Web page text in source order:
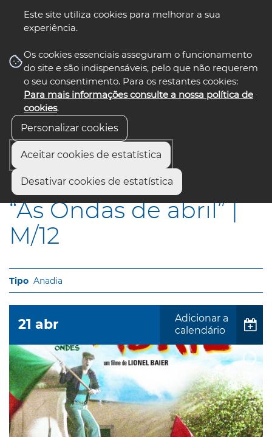
Este site utiliza cookies para melhorar a sua
experiência.
Os cookies essenciais asseguram o funcionamento
do site e são indispensáveis, pelo que não requerem
o seu consentimento. Para os restantes cookies:
Para mais informações consulte a nossa política de
cookies.
Personalizar cookies
Aceitar cookies de estatística
Desativar cookies de estatística
nos select language
Início “As Ondas de abril” | M/12
“As Ondas de abril” |
M/12
Anadia
21 abr
Adicionar a
calendário